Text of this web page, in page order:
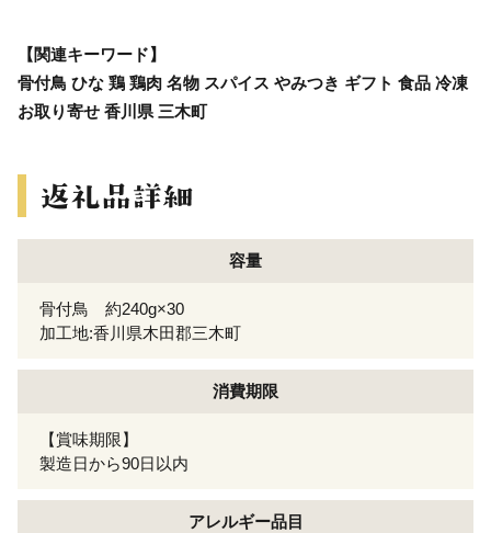
【関連キーワード】
骨付鳥 ひな 鶏 鶏肉 名物 スパイス やみつき ギフト 食品 冷凍
お取り寄せ 香川県 三木町
容量
骨付鳥 約240g×30
加工地:香川県木田郡三木町
消費期限
【賞味期限】
製造日から90日以内
アレルギー品目